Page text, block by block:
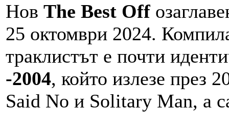
Нов The Best Off
25 октомври 2024.
траклистът е почти
-2004, който излезе през
Said No и Solitary Man, а